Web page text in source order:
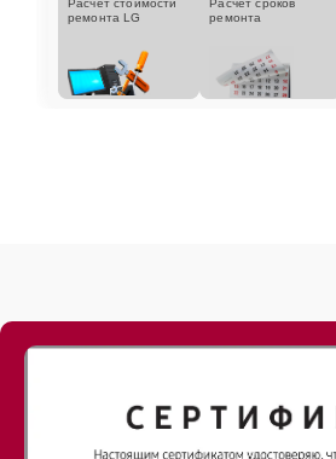
Расчет стоимости
ремонта LG
Расчет сроков
ремонта